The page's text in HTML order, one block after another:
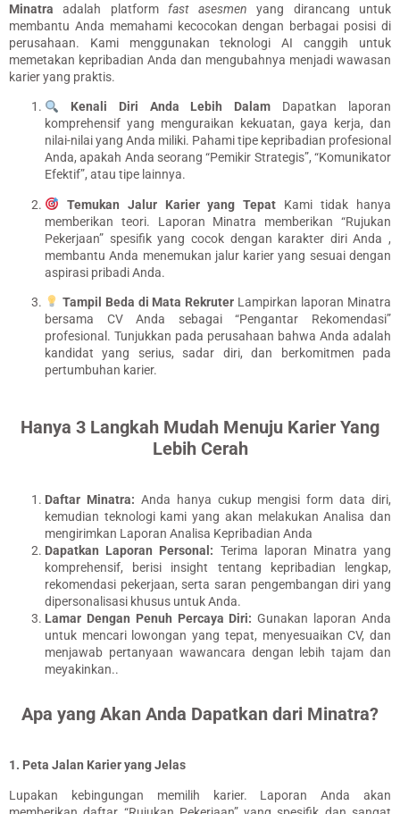
Minatra adalah platform fast asesmen yang dirancang untuk
membantu Anda memahami kecocokan dengan berbagai posisi di
perusahaan. Kami menggunakan teknologi AI canggih untuk
memetakan kepribadian Anda dan mengubahnya menjadi wawasan
karier yang praktis.
Kenali Diri Anda Lebih Dalam
Dapatkan laporan
komprehensif yang menguraikan kekuatan, gaya kerja, dan
nilai-nilai yang Anda miliki. Pahami tipe kepribadian profesional
Anda, apakah Anda seorang “Pemikir Strategis”, “Komunikator
Efektif”, atau tipe lainnya.
Temukan Jalur Karier yang Tepat Kami tidak hanya
memberikan teori. Laporan Minatra memberikan “Rujukan
Pekerjaan” spesifik yang cocok dengan karakter diri Anda ,
membantu Anda menemukan jalur karier yang sesuai dengan
aspirasi pribadi Anda.
Tampil Beda di Mata Rekruter Lampirkan laporan Minatra
bersama CV Anda sebagai “Pengantar Rekomendasi”
profesional . Tunjukkan pada perusahaan bahwa Anda adalah
kandidat yang serius, sadar diri, dan berkomitmen pada
pertumbuhan karier.
Hanya 3 Langkah Mudah Menuju Karier Yang
Lebih Cerah
Daftar Minatra: Anda hanya cukup mengisi form data diri,
kemudian teknologi kami yang akan melakukan Analisa dan
mengirimkan Laporan Analisa Kepribadian Anda
Dapatkan Laporan Personal: Terima laporan Minatra yang
komprehensif, berisi insight tentang
kepribadian lengkap,
rekomendasi pekerjaan, serta saran pengembangan diri yang
dipersonalisasi khusus untuk Anda.
Lamar Dengan Penuh Percaya Diri: Gunakan laporan Anda
untuk mencari lowongan yang tepat, menyesuaikan CV, dan
menjawab pertanyaan wawancara dengan lebih tajam dan
meyakinkan..
Apa yang Akan Anda Dapatkan dari Minatra?
1. Peta Jalan Karier yang Jelas
Lupakan kebingungan memilih karier. Laporan Anda akan